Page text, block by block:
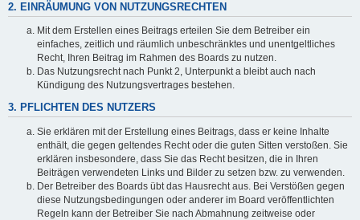
2. EINRÄUMUNG VON NUTZUNGSRECHTEN
Mit dem Erstellen eines Beitrags erteilen Sie dem Betreiber ein
einfaches, zeitlich und räumlich unbeschränktes und unentgeltliches
Recht, Ihren Beitrag im Rahmen des Boards zu nutzen.
Das Nutzungsrecht nach Punkt 2, Unterpunkt a bleibt auch nach
Kündigung des Nutzungsvertrages bestehen.
3. PFLICHTEN DES NUTZERS
Sie erklären mit der Erstellung eines Beitrags, dass er keine Inhalte
enthält, die gegen geltendes Recht oder die guten Sitten verstoßen. Sie
erklären insbesondere, dass Sie das Recht besitzen, die in Ihren
Beiträgen verwendeten Links und Bilder zu setzen bzw. zu verwenden.
Der Betreiber des Boards übt das Hausrecht aus. Bei Verstößen gegen
diese Nutzungsbedingungen oder anderer im Board veröffentlichten
Regeln kann der Betreiber Sie nach Abmahnung zeitweise oder